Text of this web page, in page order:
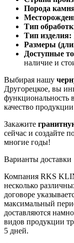
Порода
Тип
Тип изделия:
Размеры
Доступные
наличие и
Выбирая нашу
Другорецкое, вы
функциональность
качество
Закажите
сейчас и создайте
многие годы!
Варианты доставки
Компания RKS
несколько
договоре
максимальный
доставляются
видов продукции
5 дней.